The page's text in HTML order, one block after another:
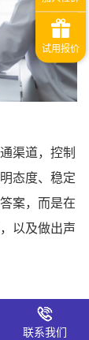
渠道，控制
态度、稳定
案，而是在
以及做出声
联系我们